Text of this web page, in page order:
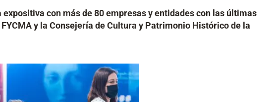
con más de 80 empresas y entidades con las últimas
y la Consejería de Cultura y Patrimonio Histórico de la